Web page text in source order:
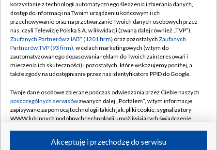
TVP
Abonament TVP
Emisja w TVP
Centrum informacji TVP
Naziemna Telewizja Cyfrowa
Rada Programowa
System NOS
Informacje o nadawcy
Program dla prasy
Regulamin TVP
Polityka prywatności
Moje zgody
Pomoc
Kontakt
Kanały
korzystanie z technologii automatycznego śledzenia i zbierania danych,
dostęp do informacji na Twoim urządzeniu końcowym i ich
przechowywanie oraz na przetwarzanie Twoich danych osobowych przez
nas, czyli Telewizję Polską S.A. w likwidacji (zwaną dalej również „TVP”),
Zaufanych Partnerów z IAB* (1201 firm) oraz pozostałych Zaufanych
Partnerów TVP (93 firm), w celach marketingowych (w tym do
zautomatyzowanego dopasowania reklam do Twoich zainteresowań i
mierzenia ich skuteczności) i pozostałych, które wskazujemy poniżej, a
także zgody na udostępnianie przez nas identyfikatora PPID do Google.
Twoje dane osobowe zbierane podczas odwiedzania przez Ciebie naszych
poszczególnych serwisówzwanych dalej „Portalem”, w tym informacje
zapisywane za pomocą technologii takich jak: pliki cookie, sygnalizatory
WWW lub innych podobnych technologii umożliwiających świadczenie
ruchu w Internecie.Akceptuję i przechodzę do serwisu